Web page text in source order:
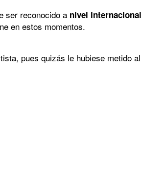
ser reconocido a nivel
en estos momentos.
pues quizás le hubiese metido